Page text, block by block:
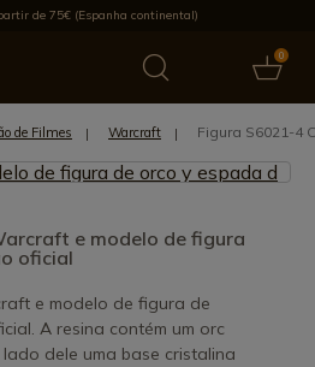
de 75€ (Espanha continental)
0
Oferece Últimas notícias
de Filmes Warcraft Figura S6021-4
e modelo de figura
oficial
e modelo de figura de
A resina contém um orc
dele uma base cristalina